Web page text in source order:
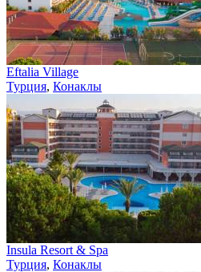
Eftalia Village
Турция, Конаклы
Insula Resort & Spa
Турция, Конаклы